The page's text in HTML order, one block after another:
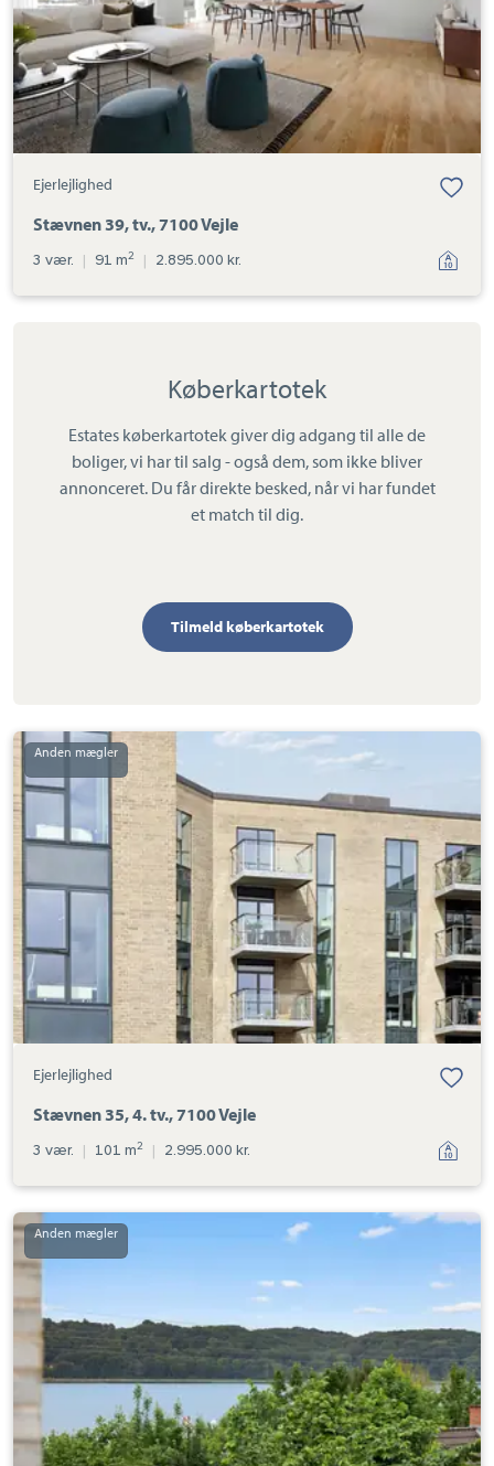
Ejerlejlighed
Stævnen 39, tv., 7100 Vejle
3 vær. | 91 m2 | 2.895.000 kr.
Køberkartotek
Estates køberkartotek giver dig adgang til alle de
boliger, vi har til salg - også dem, som ikke bliver
annonceret. Du får direkte besked, når vi har fundet
et match til dig.
Tilmeld køberkartotek
Ejerlejlighed:
Stævnen
35,
4.
tv.,
7100
Vejle
Ejerlejlighed
Stævnen 35, 4. tv., 7100 Vejle
3 vær. | 101 m2 | 2.995.000 kr.
Ejerlejlighed:
13C,
Vejle
Øst